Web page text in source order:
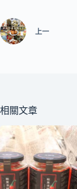
上一
相關文章